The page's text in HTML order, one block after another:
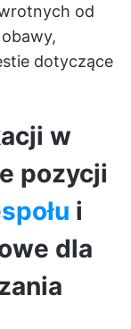
od
dotyczące
w
pozycji
i
dla